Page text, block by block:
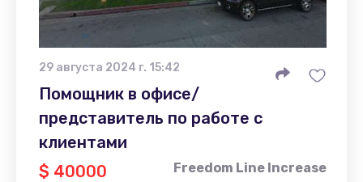
29 августа 2024 г. 15:42
Помощник в офисе/
представитель по работе с
клиентами
$ 40000
Freedom Line Increase